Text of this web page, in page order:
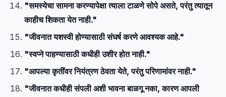
"समस्येचा सामना करण्यापेक्षा त्याला टाळणे सोपे असते, परंतु त्यातून
काहीच शिकता येत नाही."
"जीवनात यशस्वी होण्यासाठी संघर्ष करणे आवश्यक आहे."
"स्वप्ने पाहण्यासाठी कधीही उशीर होत नाही."
"आपल्या कृतींवर नियंत्रण ठेवता येते, परंतु परिणामांवर नाही."
"जीवनात कधीही संपली अशी भावना बाळगू नका, कारण आपली